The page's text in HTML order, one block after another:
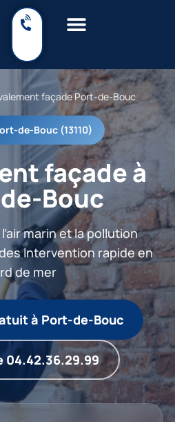
façade Port-de-Bouc
de-Bouc (13110)
façade à
Bouc
marin et la pollution
Intervention rapide en
de mer
à Port-de-Bouc
04.42.36.29.99